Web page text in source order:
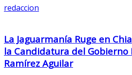
redaccion
La Jaguarmanía Ruge en
la Candidatura del Gobierno
Ramírez Aguilar